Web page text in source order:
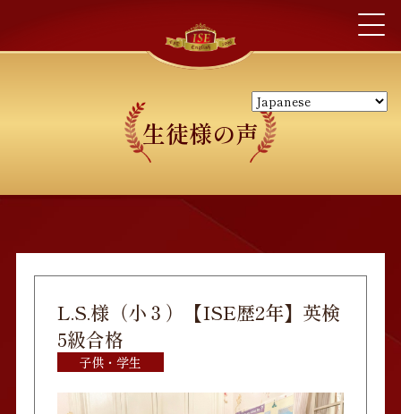
生徒様の声
L.S.様（小３）【ISE歴2年】英検
5級合格
子供・学生